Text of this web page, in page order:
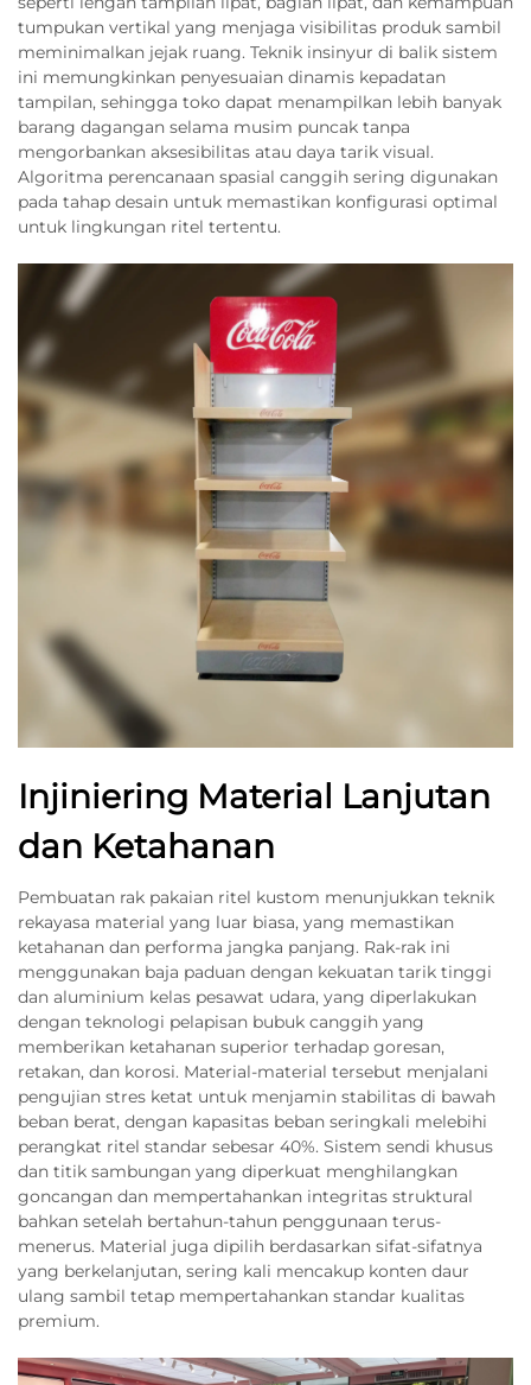
tumpukan vertikal yang menjaga visibilitas produk sambil
meminimalkan jejak ruang. Teknik insinyur di balik sistem
ini memungkinkan penyesuaian dinamis kepadatan
tampilan, sehingga toko dapat menampilkan lebih banyak
barang dagangan selama musim puncak tanpa
mengorbankan aksesibilitas atau daya tarik visual.
Algoritma perencanaan spasial canggih sering digunakan
pada tahap desain untuk memastikan konfigurasi optimal
untuk lingkungan ritel tertentu.
Injiniering Material Lanjutan
dan Ketahanan
Pembuatan rak pakaian ritel kustom menunjukkan teknik
rekayasa material yang luar biasa, yang memastikan
ketahanan dan performa jangka panjang. Rak-rak ini
menggunakan baja paduan dengan kekuatan tarik tinggi
dan aluminium kelas pesawat udara, yang diperlakukan
dengan teknologi pelapisan bubuk canggih yang
memberikan ketahanan superior terhadap goresan,
retakan, dan korosi. Material-material tersebut menjalani
pengujian stres ketat untuk menjamin stabilitas di bawah
beban berat, dengan kapasitas beban seringkali melebihi
perangkat ritel standar sebesar 40%. Sistem sendi khusus
dan titik sambungan yang diperkuat menghilangkan
goncangan dan mempertahankan integritas struktural
bahkan setelah bertahun-tahun penggunaan terus-
menerus. Material juga dipilih berdasarkan sifat-sifatnya
yang berkelanjutan, sering kali mencakup konten daur
ulang sambil tetap mempertahankan standar kualitas
premium.